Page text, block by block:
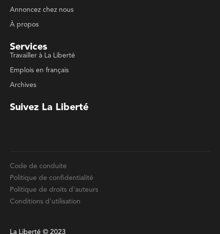
Code de conduite
Politique de confidentialité
Politique de droits d'auteurs
La Liberté © 2023